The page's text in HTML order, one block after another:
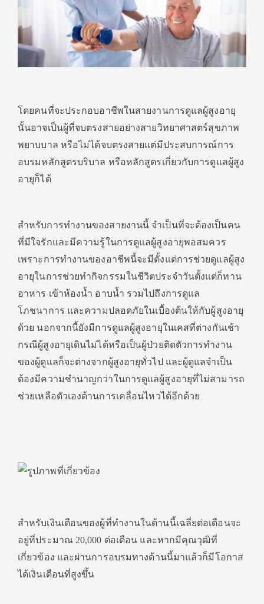
โดยคนที่จะประกอบอาชีพในสายงานการดูแลผู้สูงอายุ
นั้นอาจเป็นผู้ที่จบตรงสายอย่างสายวิทยาศาสตร์สุขภาพ
พยาบบาล หรือไม่ได้จบตรงสายแต่มีประสบการณ์การ
อบรมหลักสูตรบริบาล หรือหลักสูตรเกี่ยวกับการดูแลผู้สูง
อายุก็ได้
สำหรับการทำงานของสายงานนี้ จำเป็นที่จะต้องเป็นคน
ที่มีใจรักและมีความรู้ในการดูแลผู้สูงอายุพอสมควร
เพราะการทำงานของอาชีพนี้จะมีตั้งแต่การช่วยดูแลผู้สูง
อายุในการช่วยทำกิจกรรมในชีวิตประจำวันตั้งแต่ก็ทาน
อาหาร เข้าห้องน้ำ อาบน้ำ รวมไปถึงการดูแล
โภชนาการ และความปลอดภัยในเบื้องต้นให้กับผู้สูงอายุ
ด้วย นอกจากนี้ยังมีการดูแลผู้สูงอายุในเคสที่ต่างกันเช้า
กรณีผู้สูงอายุเดินไม่ได้หรือเป็นผู้ป่วยติดตัวการทำงาน
ของผู้ดูแลก็จะต่างจากผู้สูงอายุทั่วไป และผู้ดูแลจำเป็น
ต้องมีความชำนาญกว่าในการดูแลผู้สูงอายุที่ไม่สามารถ
ช่วยเหลือตัวเองด้านการเคลื่อนไหวได้อีกด้วย
สำหรับเงินเดือนของผู้ที่ทำงานในด้านนี้เฉลี่ยต่อเดือนจะ
อยู่ที่ประมาณ 20,000 ต่อเดือน และหากมีคุณวุฒิที่
เกี่ยวข้อง และผ่านการอบรมทางด้านนี้มาแล้วก็มีโอกาส
ได้เงินเดือนที่สูงขึ้น